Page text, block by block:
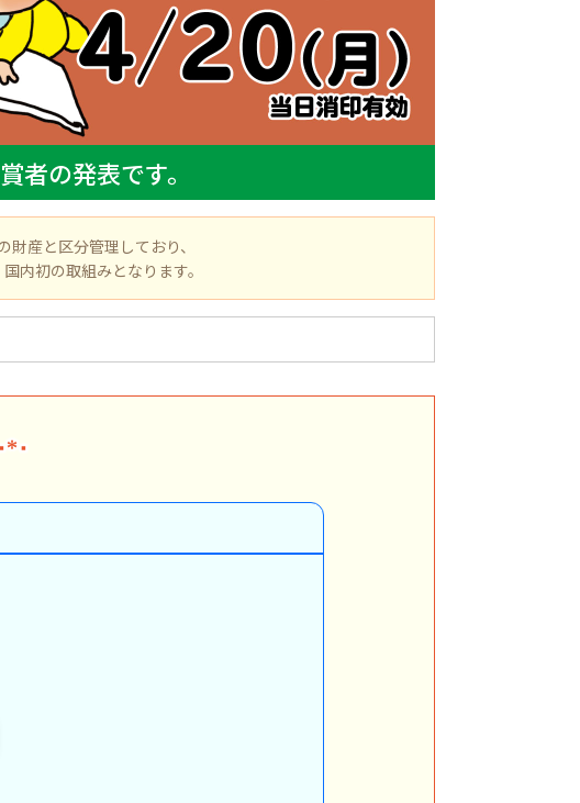
者の発表です。
産と区分管理しており、
内初の取組みとなります。
*･